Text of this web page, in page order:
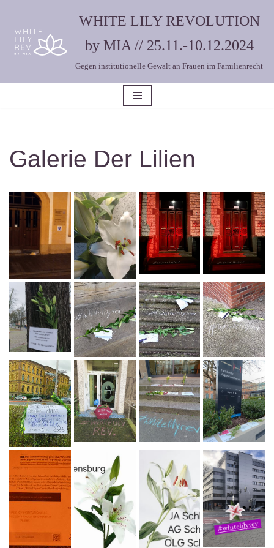
Zum
Inhalt
WHITE LILY REVOLUTION
by MIA // 25.11.-10.12.2024
Gegen institutionelle Gewalt an Frauen im Familienrecht
Galerie Der Lilien